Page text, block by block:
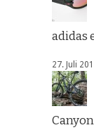
adidas
27. Juli